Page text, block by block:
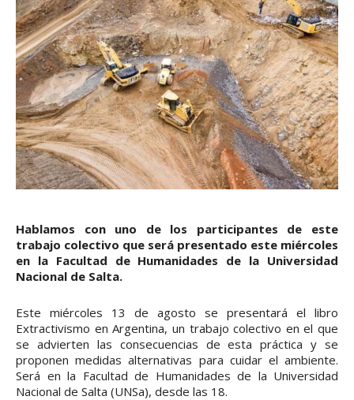
Hablamos con uno de los participantes de este
trabajo colectivo que será presentado este miércoles
en la Facultad de Humanidades de la Universidad
Nacional de Salta.
Este miércoles 13 de agosto se presentará el libro
Extractivismo en Argentina, un trabajo colectivo en el que
se advierten las consecuencias de esta práctica y se
proponen medidas alternativas para cuidar el ambiente.
Será en la Facultad de Humanidades de la Universidad
Nacional de Salta (UNSa), desde las 18.